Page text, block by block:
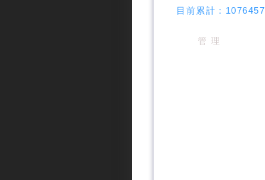
目前累計： 1076457
管 理